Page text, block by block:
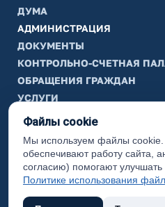
ДУМА
АДМИНИСТРАЦИЯ
ДОКУМЕНТЫ
КОНТРОЛЬНО-СЧЕТНАЯ
ОБРАЩЕНИЯ ГРАЖДАН
УСЛУГИ
ТИК
ИНФОРМАЦИЯ
Законодательная карта
Карта сайта
Файлы cookie
Мы используем файлы
обеспечивают работу сайта,
согласию) помогают
Политике использования